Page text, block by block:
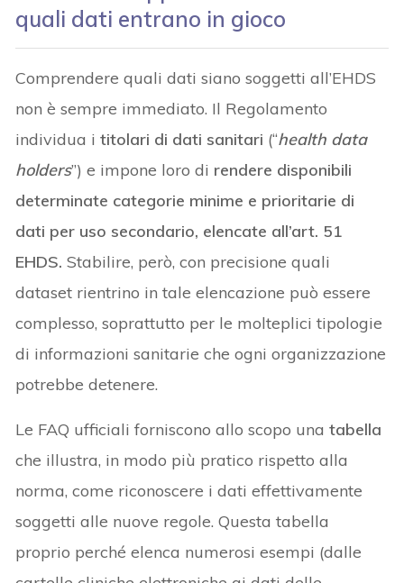
quali dati entrano in gioco
Comprendere quali dati siano soggetti all’EHDS
non è sempre immediato. Il Regolamento
individua ititolari di dati sanitari (“health data
holders”) e impone loro di rendere disponibili
determinate categorie minime e prioritarie di
dati per uso secondario, elencate all’art. 51
EHDS. Stabilire, però, con precisione quali
dataset rientrino in tale elencazione può essere
complesso, soprattutto per le molteplici tipologie
di informazioni sanitarie che ogni organizzazione
potrebbe detenere.
Le FAQ ufficiali forniscono allo scopo unatabella
che illustra, in modo più pratico rispetto alla
norma, come riconoscere i dati effettivamente
soggetti alle nuove regole. Questa tabella
proprio perché elenca numerosi esempi (dalle